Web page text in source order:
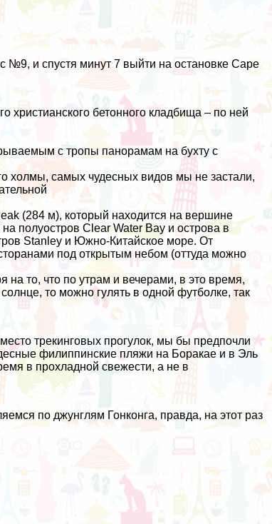
№9, и спустя минут 7 выйти на остановке Cape
христианского бетонного кладбища – по ней
с тропы панорамам на бухту с
холмы, самых чудесных видов мы не застали,
(284 м), который находится на вершине
полуостров Clear Water Bay и острова в
Stanley и Южно-Китайское море. От
под открытым небом (оттуда можно
то, что по утрам и вечерами, в это время,
то можно гулять в одной футболке, так
трекинговых прогулок, мы бы предпочли
филиппинские пляжи на Боракае и в Эль
в прохладной свежести, а не в
по джунглям Гонконга, правда, на этот раз